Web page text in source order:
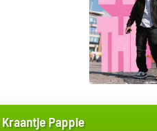
Kraantje Pappie